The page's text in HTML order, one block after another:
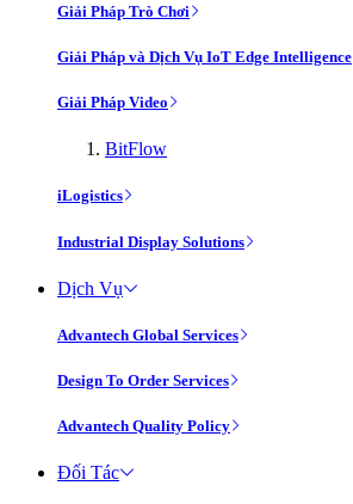
Giải Pháp Trò Chơi
Giải Pháp và Dịch Vụ IoT Edge Intelligence
Giải Pháp Video
BitFlow
iLogistics
Industrial Display Solutions
Dịch Vụ
Advantech Global Services
Design To Order Services
Advantech Quality Policy
Đối Tác